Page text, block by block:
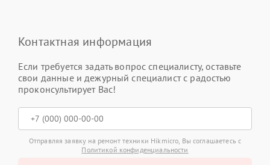
Контактная информация
Если требуется задать вопрос специалисту, оставьте
свои данные и дежурный специалист с радостью
проконсультирует Вас!
Отправляя заявку на ремонт техники Hikmicro, Вы соглашаетесь с
Политикой конфиденциальности